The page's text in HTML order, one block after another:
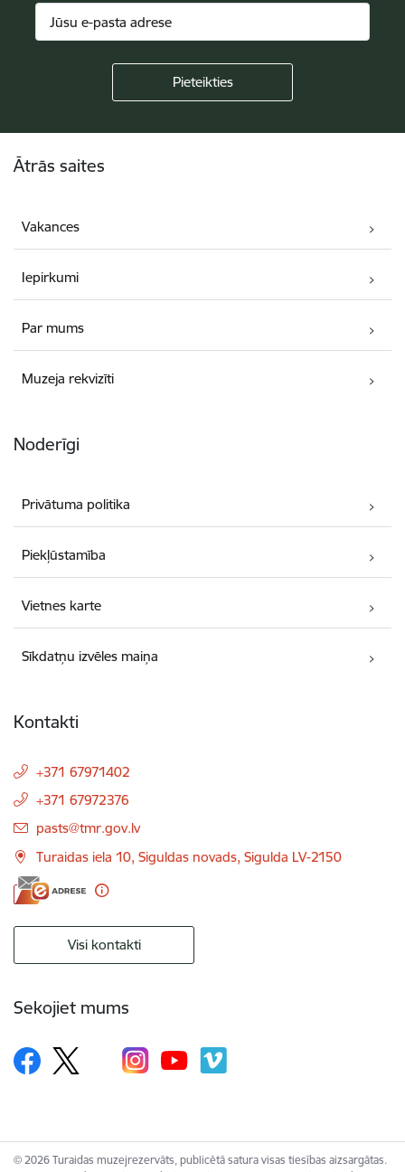
Ātrās saites
Vakances
Iepirkumi
Par mums
Muzeja rekvizīti
Noderīgi
Privātuma politika
Piekļūstamība
Vietnes karte
Sīkdatņu izvēles maiņa
Kontakti
+371 67971402
+371 67972376
E-pasts:
pasts@tmr.gov.lv
Turaidas iela 10, Siguldas novads, Sigulda LV-2150
Visi kontakti
Sekojiet mums
© 2026 Turaidas muzejrezervāts, publicētā satura visas tiesības aizsargātas.